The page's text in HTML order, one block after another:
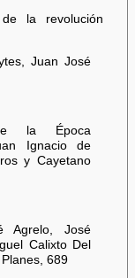
la revolución
Juan José
la Época
Ignacio de
y Cayetano
Agrelo, José
Calixto Del
689